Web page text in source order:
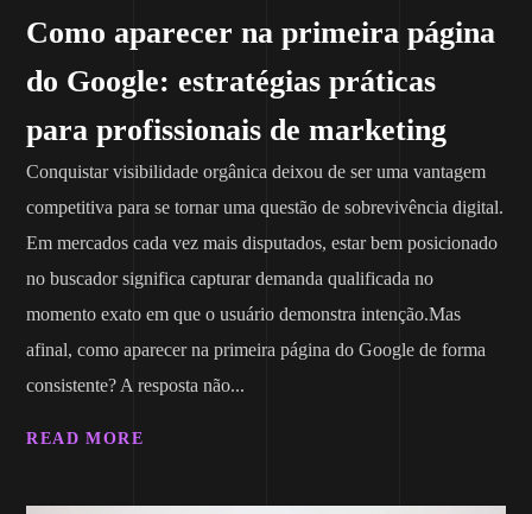
Como aparecer na primeira página
do Google: estratégias práticas
para profissionais de marketing
Conquistar visibilidade orgânica deixou de ser uma vantagem
competitiva para se tornar uma questão de sobrevivência digital.
Em mercados cada vez mais disputados, estar bem posicionado
no buscador significa capturar demanda qualificada no
momento exato em que o usuário demonstra intenção.Mas
afinal, como aparecer na primeira página do Google de forma
consistente? A resposta não...
READ MORE